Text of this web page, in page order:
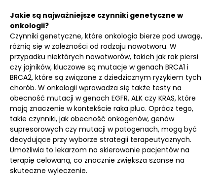
Jakie są najważniejsze czynniki genetyczne w
onkologii?
Czynniki genetyczne, które onkologia bierze pod uwagę,
różnią się w zależności od rodzaju nowotworu. W
przypadku niektórych nowotworów, takich jak rak piersi
czy jajników, kluczowe są mutacje w genach BRCA1 i
BRCA2, które są związane z dziedzicznym ryzykiem tych
chorób. W onkologii wprowadza się także testy na
obecność mutacji w genach EGFR, ALK czy KRAS, które
mają znaczenie w kontekście raka płuc. Oprócz tego,
takie czynniki, jak obecność onkogenów, genów
supresorowych czy mutacji w patogenach, mogą być
decydujące przy wyborze strategii terapeutycznych.
Umożliwia to lekarzom na skierowanie pacjentów na
terapię celowaną, co znacznie zwiększa szanse na
skuteczne wyleczenie.